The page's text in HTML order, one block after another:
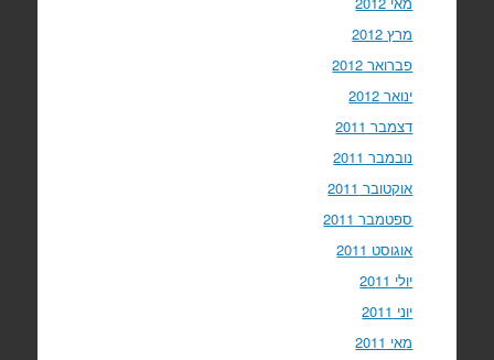
מרץ 2012
פברואר 2012
ינואר 2012
דצמבר 2011
נובמבר 2011
אוקטובר 2011
ספטמבר 2011
אוגוסט 2011
יולי 2011
יוני 2011
מאי 2011